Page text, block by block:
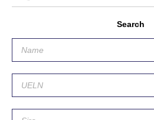
Search